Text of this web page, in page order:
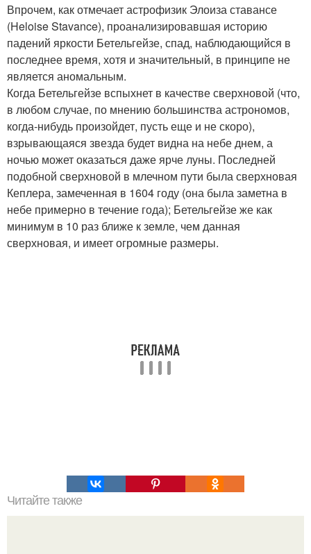
Впрочем, как отмечает астрофизик Элоиза ставансе
(Heloise Stavance), проанализировавшая историю
падений яркости Бетельгейзе, спад, наблюдающийся в
последнее время, хотя и значительный, в принципе не
является аномальным.
Когда Бетельгейзе вспыхнет в качестве сверхновой (что,
в любом случае, по мнению большинства астрономов,
когда-нибудь произойдет, пусть еще и не скоро),
взрывающаяся звезда будет видна на небе днем, а
ночью может оказаться даже ярче луны. Последней
подобной сверхновой в млечном пути была сверхновая
Кеплера, замеченная в 1604 году (она была заметна в
небе примерно в течение года); Бетельгейзе же как
минимум в 10 раз ближе к земле, чем данная
сверхновая, и имеет огромные размеры.
Читайте также